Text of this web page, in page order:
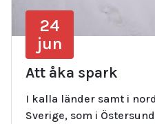
24
jun
Att åka spark
I kalla länder samt i
Sverige, som i